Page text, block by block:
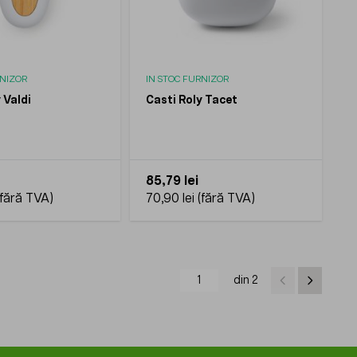
Valdi
IN STOC FURNIZOR
Casti Roly Tacet
85,79 lei
70,90 lei
din 2